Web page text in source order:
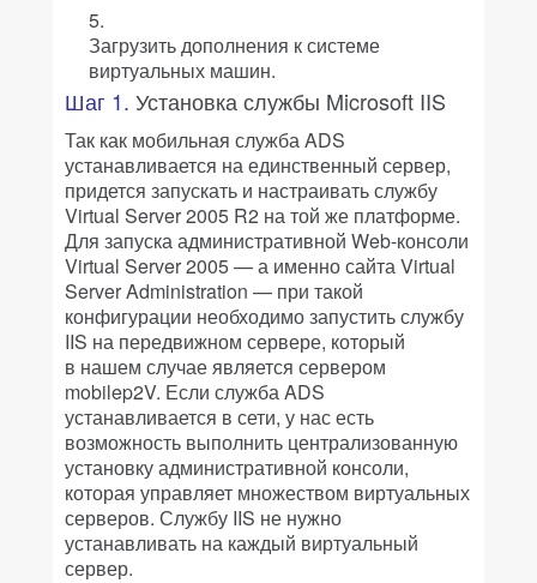
Загрузить дополнения к системе
виртуальных машин.
Шаг 1. Установка службы Microsoft IIS
Так как мобильная служба ADS
устанавливается на единственный сервер,
придется запускать и настраивать службу
Virtual Server 2005 R2 на той же платформе.
Для запуска административной Web-консоли
Virtual Server 2005 — а именно сайта Virtual
Server Administration — при такой
конфигурации необходимо запустить службу
IIS на передвижном сервере, который
в нашем случае является сервером
mobilep2V. Если служба ADS
устанавливается в сети, у нас есть
возможность выполнить централизованную
установку административной консоли,
которая управляет множеством виртуальных
серверов. Службу IIS не нужно
устанавливать на каждый виртуальный
сервер.